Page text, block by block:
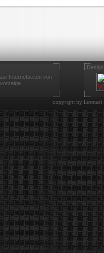
Internetseiten von
copyright by